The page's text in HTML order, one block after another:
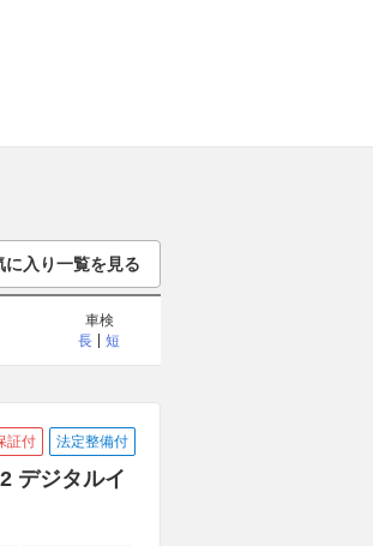
に入り一覧を見る
車検
長
短
証付 法定整備付
デジタルイ